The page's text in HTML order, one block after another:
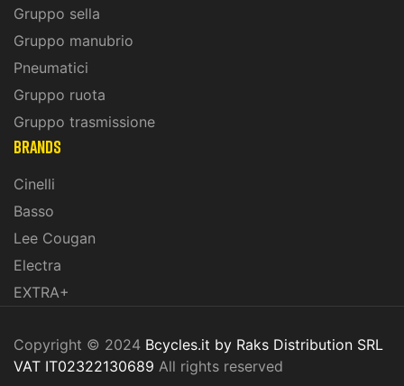
Gruppo sella
Gruppo manubrio
Pneumatici
Gruppo ruota
Gruppo trasmissione
BRANDS
Cinelli
Basso
Lee Cougan
Electra
EXTRA+
Copyright © 2024 Bcycles.it by Raks Distribution SRL
VAT IT02322130689 All rights reserved